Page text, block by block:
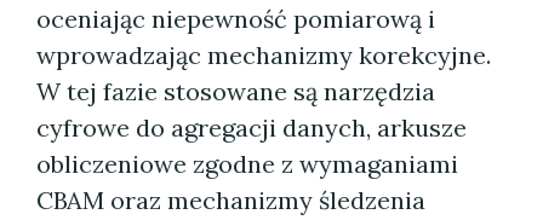
oceniając niepewność pomiarową i
wprowadzając mechanizmy korekcyjne.
W tej fazie stosowane są narzędzia
cyfrowe do agregacji danych, arkusze
obliczeniowe zgodne z wymaganiami
CBAM oraz mechanizmy śledzenia